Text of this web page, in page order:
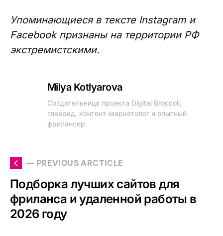
Упоминающиеся в тексте Instagram и
Facebook признаны на территории РФ
экстремистскими.
Milya Kotlyarova
Создательница проекта Digital Broccoli,
главред, контент-маркетолог и опытный
фрилансер.
— PREVIOUS ARCTICLE
Подборка лучших сайтов для
фриланса и удаленной работы в
2026 году